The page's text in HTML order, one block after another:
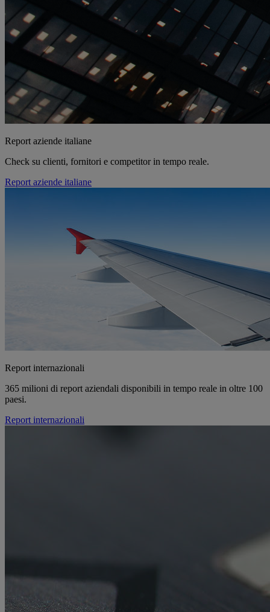
Report aziende italiane
Check su clienti, fornitori e competitor in tempo reale.
Report aziende italiane
Report internazionali
365 milioni di report aziendali disponibili in tempo reale in oltre 100
paesi.
Report internazionali